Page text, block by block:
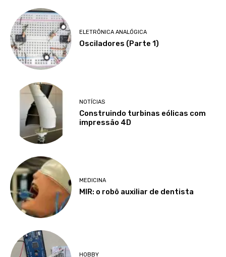
ELETRÔNICA ANALÓGICA
Osciladores (Parte 1)
NOTÍCIAS
Construindo turbinas eólicas com
impressão 4D
MEDICINA
MIR: o robô auxiliar de dentista
HOBBY